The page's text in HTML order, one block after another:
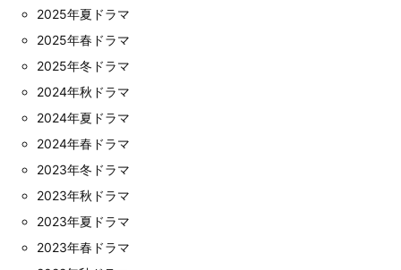
2025年夏ドラマ
2025年春ドラマ
2025年冬ドラマ
2024年秋ドラマ
2024年夏ドラマ
2024年春ドラマ
2023年冬ドラマ
2023年秋ドラマ
2023年夏ドラマ
2023年春ドラマ